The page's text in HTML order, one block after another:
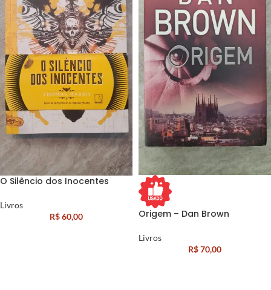
O Silêncio dos Inocentes
Livros
R$60,00 Origem – Dan Brown
Livros
R$70,00